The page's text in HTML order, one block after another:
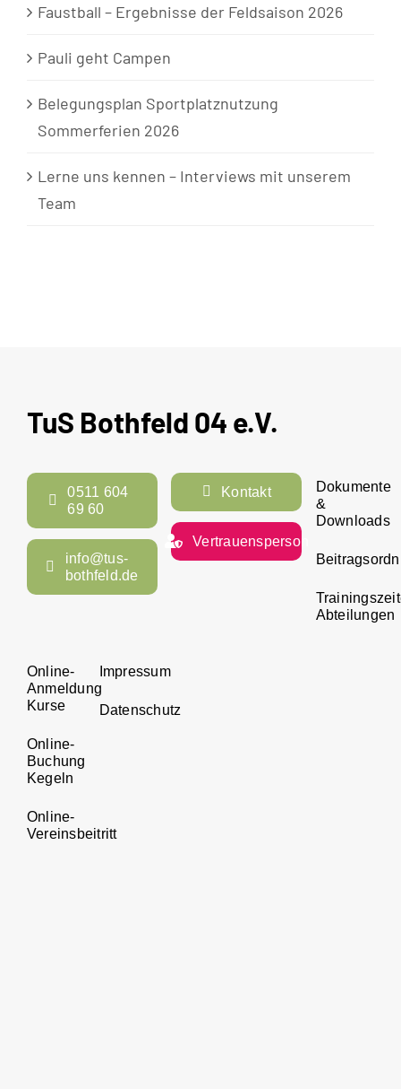
Faustball – Ergebnisse der Feldsaison 2026
Pauli geht Campen
Belegungsplan Sportplatznutzung
Sommerferien 2026
Lerne uns kennen – Interviews mit unserem
Team
TuS Bothfeld 04 e.V.
0511 604
69 60
info@tus-
bothfeld.de
Kontakt
Vertrauensperson
Dokumente
&
Downloads
Abteilungen
Online-
Anmeldung
Kurse
Online-
Buchung
Kegeln
Online-
Vereinsbeitritt
Impressum
Datenschutz